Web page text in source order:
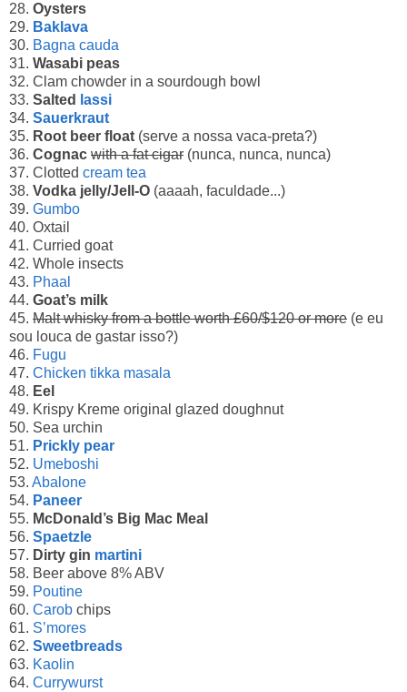
28. Oysters
29. Baklava
30. Bagna cauda
31. Wasabi peas
32. Clam chowder in a sourdough bowl
33. Salted
lassi
34. Sauerkraut
35. Root beer float (serve a nossa vaca-preta?)
36. Cognac with a fat cigar (nunca, nunca, nunca)
37. Clotted cream tea
38. Vodka jelly/Jell-O (aaaah, faculdade...)
39. Gumbo
40. Oxtail
41. Curried goat
42. Whole insects
43. Phaal
44. Goat’s milk
45. Malt whisky from a bottle worth £60/$120 or more (e eu
sou louca de gastar isso?)
46. Fugu
47. Chicken tikka masala
48. Eel
49. Krispy Kreme original glazed doughnut
50. Sea urchin
51. Prickly pear
52. Umeboshi
53. Abalone
54. Paneer
55. McDonald’s Big Mac Meal
56. Spaetzle
57. Dirty gin martini
58. Beer above 8% ABV
59. Poutine
60. Carob chips
61. S’mores
62. Sweetbreads
63. Kaolin
64. Currywurst